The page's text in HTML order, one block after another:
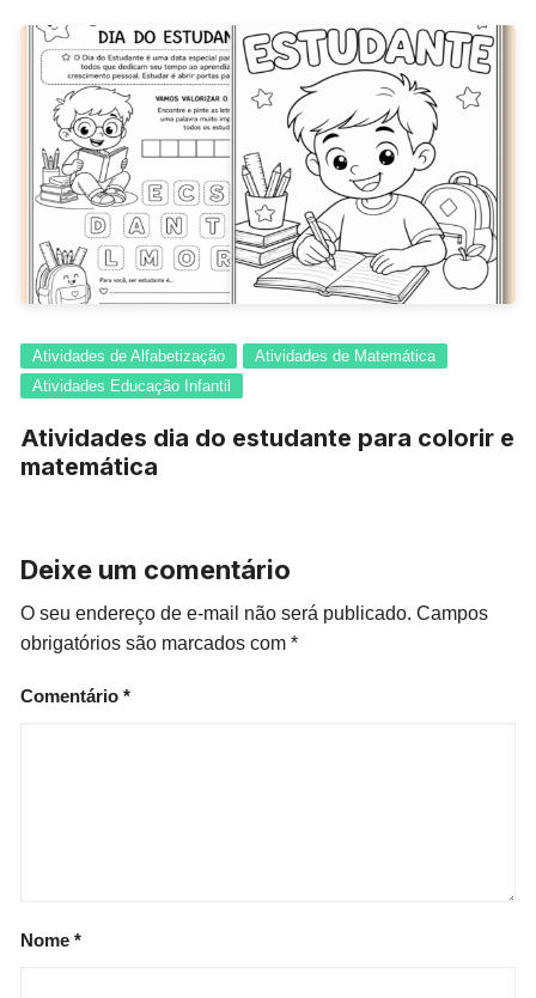
Atividades de Alfabetização
Atividades de Matemática
Atividades Educação Infantil
Atividades dia do estudante para colorir e
matemática
Deixe um comentário
O seu endereço de e-mail não será publicado. Campos
obrigatórios são marcados com*
Comentário*
Nome*